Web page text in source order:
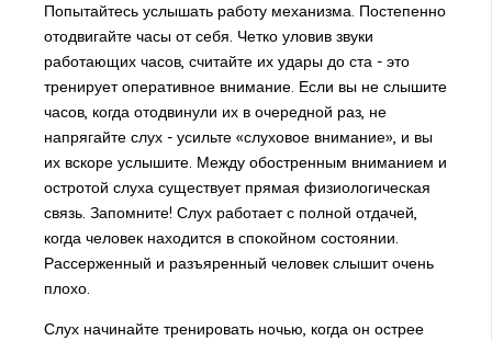
Попытайтесь услышать работу механизма. Постепенно
отодвигайте часы от себя. Четко уловив звуки
работающих часов, считайте их удары до ста - это
тренирует оперативное внимание. Если вы не слышите
часов, когда отодвинули их в очередной раз, не
напрягайте слух - усильте «слуховое внимание», и вы
их вскоре услышите. Между обостренным вниманием и
остротой слуха существует прямая физиологическая
связь. Запомните! Слух работает с полной отдачей,
когда человек находится в спокойном состоянии.
Рассерженный и разъяренный человек слышит очень
плохо.
Слух начинайте тренировать ночью, когда он острее